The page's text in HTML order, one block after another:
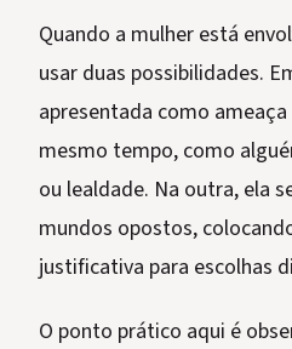
Quando a mulher está
usar duas possibilidades.
apresentada como
mesmo tempo, como
ou lealdade. Na outra, ela
mundos opostos,
justificativa para escolhas
O ponto prático aqui é